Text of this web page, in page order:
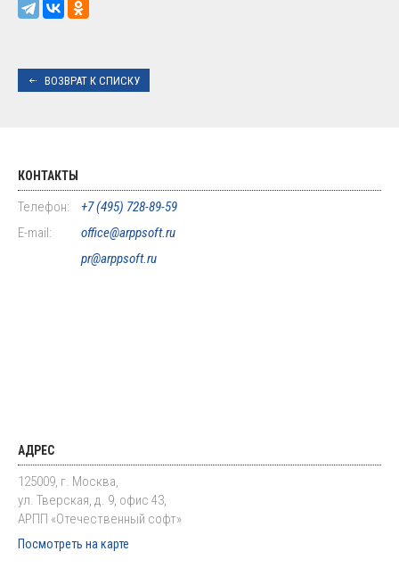
ВОЗВРАТ К СПИСКУ
КОНТАКТЫ
Телефон:
+7 (495) 728-89-59
E-mail:
office@arppsoft.ru
pr@arppsoft.ru
АДРЕС
125009, г. Москва,
ул. Тверская, д. 9, офис 43,
АРПП «Отечественный софт»
Посмотреть на карте